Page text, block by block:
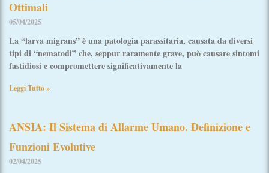
Ottimali
05/04/2025
La “larva migrans” è una patologia parassitaria, causata da diversi
tipi di “nematodi” che, seppur raramente grave, può causare sintomi
fastidiosi e compromettere significativamente la
Leggi Tutto »
ANSIA: Il Sistema di Allarme Umano. Definizione e
Funzioni Evolutive
02/04/2025